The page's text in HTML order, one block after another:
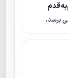
برسد.